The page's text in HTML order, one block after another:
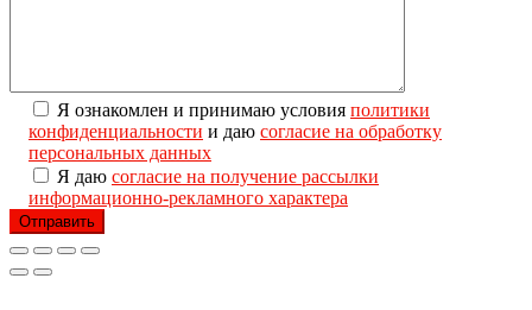
Я ознакомлен и принимаю условия политики
конфиденциальности и даю согласие на обработку
персональных данных
Я даю согласие на получение рассылки
информационно-рекламного характера